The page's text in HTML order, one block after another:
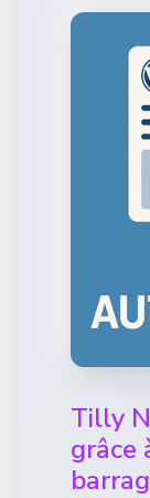
Tilly
grâce